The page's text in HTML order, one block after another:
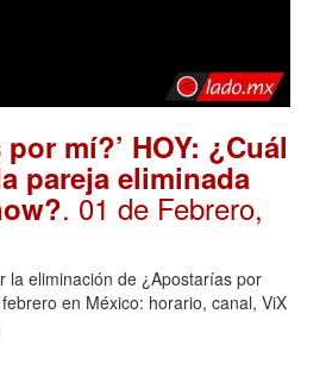
mí?’ HOY: ¿Cuál
pareja eliminada
. 01 de Febrero,
la eliminación de ¿Apostarías por
en México: horario, canal, ViX